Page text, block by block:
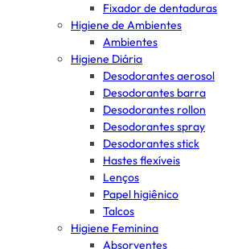
Fixador de dentaduras
Higiene de Ambientes
Ambientes
Higiene Diária
Desodorantes aerosol
Desodorantes barra
Desodorantes rollon
Desodorantes spray
Desodorantes stick
Hastes flexíveis
Lenços
Papel higiênico
Talcos
Higiene Feminina
Absorventes